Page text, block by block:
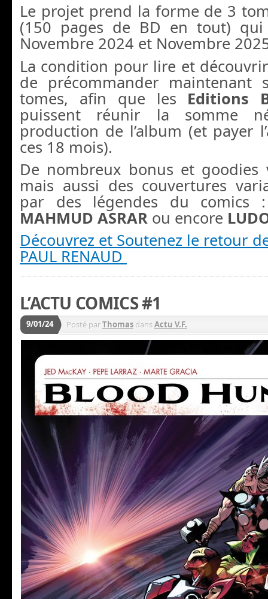
Le projet prend la forme de 3
(150 pages de BD en tout)
Novembre 2024 et Novembre
La condition pour lire et
de précommander
tomes, afin que les Editions
puissent réunir la somme
production de l’album (et payer
ces 18 mois).
De nombreux bonus et goodies
mais aussi des couvertures
par des légendes du
MAHMUD ASRAR ou encore
Découvrez et Soutenez le retour
PAUL RENAUD
L’ACTU COMICS #1
9/01/24 Posté parThomas dansActu V.F.